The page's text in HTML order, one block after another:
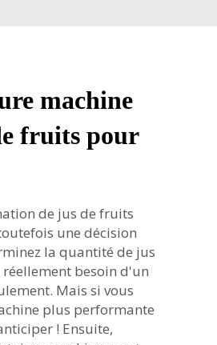
machine
fruits pour
de jus de fruits
une décision
la quantité de jus
besoin d'un
Mais si vous
plus performante
! Ensuite,